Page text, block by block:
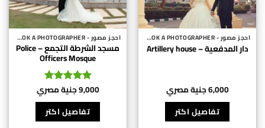
احجز مصور - BOOK A PHOTOGRAPHER
دار المدفعية – Artillery house
6,000جنية مصري
تفاصيل اكتر
احجز مصور - BOOK A PHOTOGRAPHER
مسجد الشرطة التجمع – Police
Officers Mosque
تم التقييم
9,000جنية مصري
تفاصيل اكتر